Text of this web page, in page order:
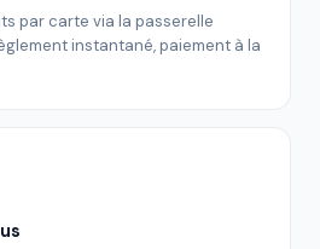
par carte via la passerelle
instantané, paiement à la